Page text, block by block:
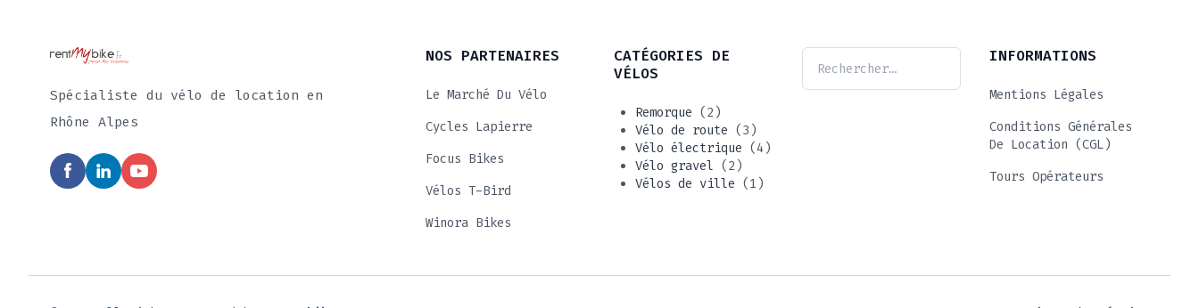
Spécialiste du vélo de location en
Rhône Alpes
NOS PARTENAIRES
Le Marché Du Vélo
Cycles Lapierre
Focus Bikes
Vélos T-Bird
Winora Bikes
CATÉGORIES DE
VÉLOS
Remorque (2)
Vélo de route (3)
Vélo électrique (4)
Vélo gravel (2)
Vélos de ville (1)
INFORMATIONS
Mentions Légales
Conditions Générales
De Location (CGL)
Tours Opérateurs